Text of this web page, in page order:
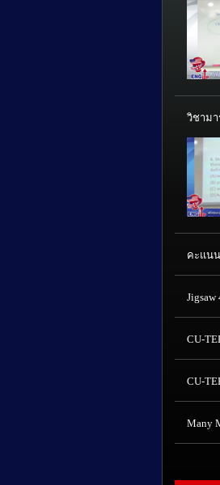
วิชามา
คะแนน
CU-
CU-
Many